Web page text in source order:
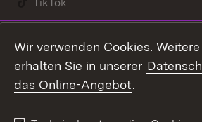
Kontakt
Wir verwenden Cookies.
erhalten Sie in unserer
das Online-Angebot.